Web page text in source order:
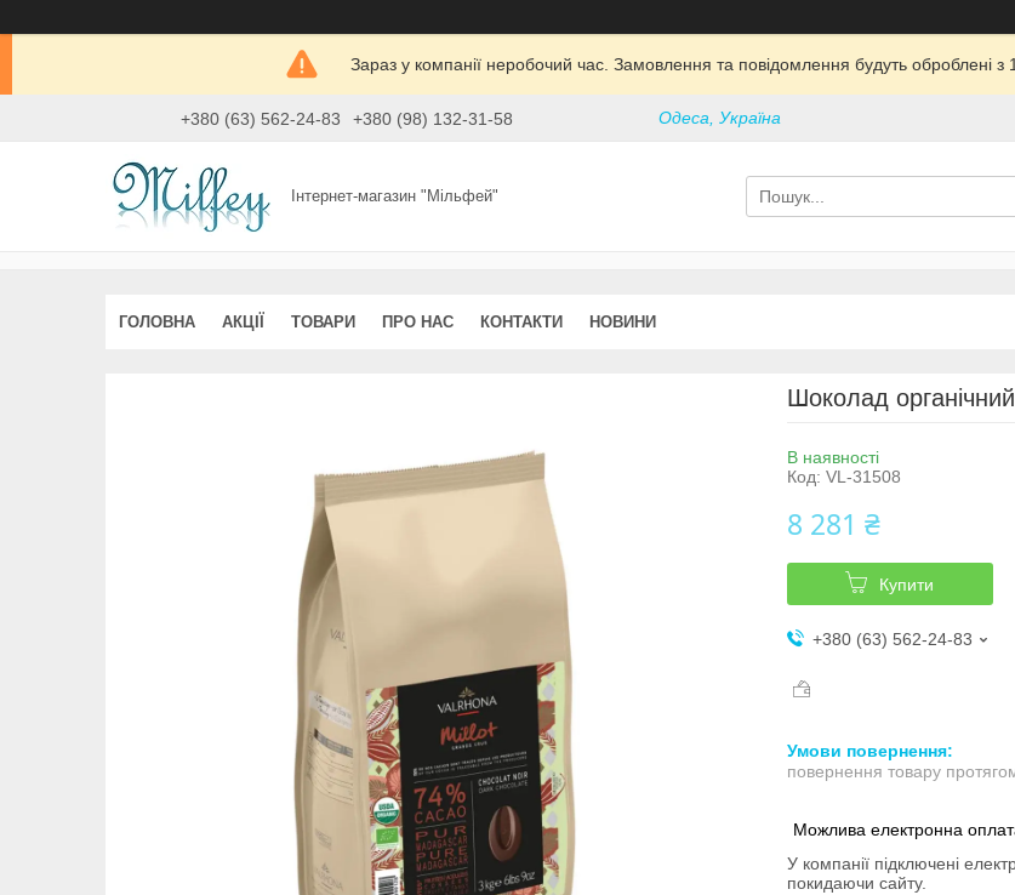
Зараз у компанії неробочий час. Замовлення та повідомлення будуть оброблені з
+380 (63) 562-24-83 +380 (98) 132-31-58 Одеса, Україна
Інтернет-магазин "Мільфей"
ГОЛОВНА АКЦІЇ ТОВАРИ ПРО НАС КОНТАКТИ НОВИНИ
Шоколад
В наявності
Код: VL-31508
8 281 ₴
Купити
+380 (63) 562-24-83
повернення товару
У компанії підключені
покидаючи сайту.